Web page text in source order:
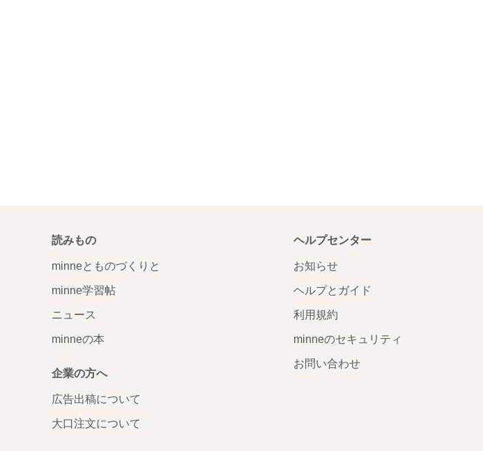
読みもの
minneとものづくりと
minne学習帖
ニュース
minneの本
企業の方へ
広告出稿について
大口注文について
ヘルプセンター
お知らせ
ヘルプとガイド
利用規約
minneのセキュリティ
お問い合わせ